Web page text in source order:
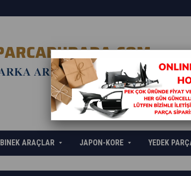
BINEK ARAÇLAR JAPON-KORE YEDEK